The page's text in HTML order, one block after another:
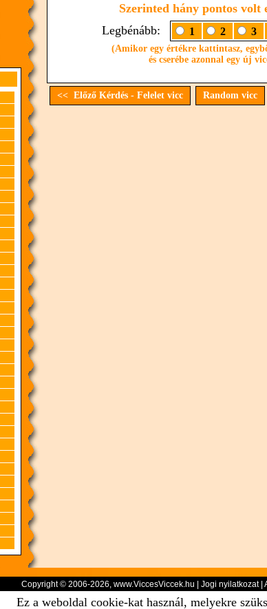
Szerinted hány pontos volt
Legbénább:
1 2 3
(Amikor egy értékre kattintasz,
és cserébe azonnal egy új
<< Előző Kérdés - Felelet vicc Random vicc
Copyright © 2006-2026, www.ViccesViccek.hu | Jogi nyilatkozat|
Ez a weboldal cookie-kat használ, melyekre